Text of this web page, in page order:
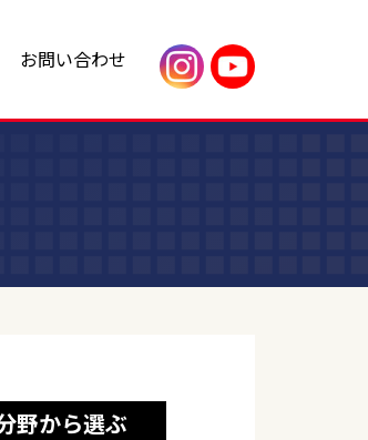
用・賃貸管理
管理に関するお問い合わせ
物件についてのお問い合わせ
アヤハグループ
お問い合わせ
野から選ぶ